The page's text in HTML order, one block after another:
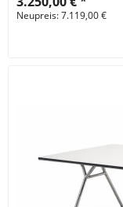
Neupreis: 7.119,00 €